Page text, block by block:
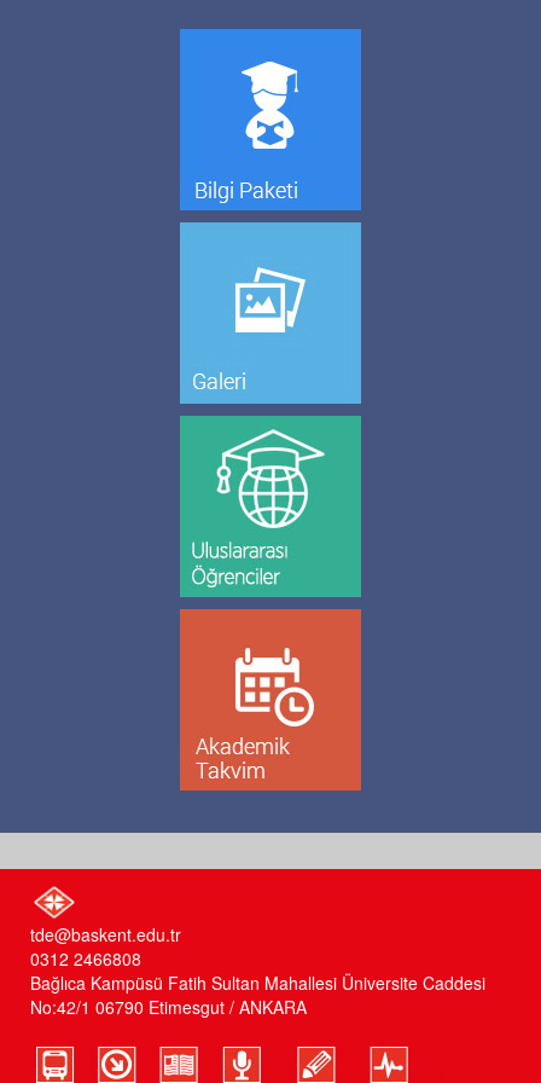
tde@baskent.edu.tr
0312 2466808
Bağlıca Kampüsü Fatih Sultan Mahallesi Üniversite Caddesi
No:42/1 06790 Etimesgut / ANKARA